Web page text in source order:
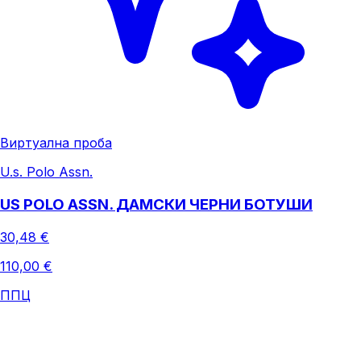
Виртуална проба
U.s. Polo Assn.
US POLO ASSN. ДАМСКИ ЧЕРНИ БОТУШИ
30,48 €
110,00 €
ППЦ